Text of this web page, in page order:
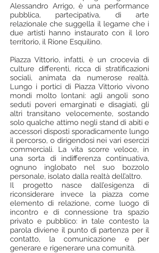
Alessandro Arrigo, è una performance
pubblica, partecipativa, di arte
relazionale che suggella il legame che i
due artisti hanno instaurato con il loro
territorio, il Rione Esquilino.
Piazza Vittorio, infatti, è un crocevia di
culture differenti, ricca di stratificazioni
sociali, animata da numerose realtà.
Lungo i portici di Piazza Vittorio vivono
mondi molto lontani: agli angoli sono
seduti poveri emarginati e disagiati, gli
altri transitano velocemente, sostando
solo qualche attimo negli stand di abiti e
accessori disposti sporadicamente lungo
il percorso, o dirigendosi nei vari esercizi
commerciali. La vita scorre veloce, in
una sorta di indifferenza continuativa,
ognuno inglobato nel suo bozzolo
personale, isolato dalla realtà dell’altro.
Il progetto nasce dall’esigenza di
riconsiderare invece la piazza come
elemento di relazione, come luogo di
incontro e di connessione tra spazio
privato e pubblico: in tale contesto la
parola diviene il punto di partenza per il
contatto, la comunicazione e per
generare e rigenerare una comunità.